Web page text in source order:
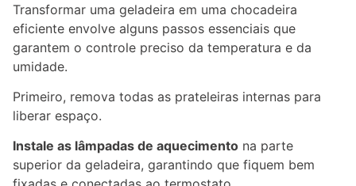
Transformar uma geladeira em uma chocadeira
eficiente envolve alguns passos essenciais que
garantem o controle preciso da temperatura e da
umidade.
Primeiro, remova todas as prateleiras internas para
liberar espaço.
Instale as lâmpadas de aquecimento na parte
superior da geladeira, garantindo que fiquem bem